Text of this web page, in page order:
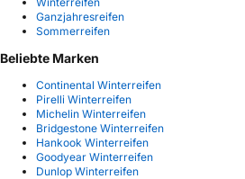
Ganzjahresreifen
Sommerreifen
Beliebte Marken
Continental Winterreifen
Pirelli Winterreifen
Michelin Winterreifen
Bridgestone Winterreifen
Hankook Winterreifen
Goodyear Winterreifen
Dunlop Winterreifen